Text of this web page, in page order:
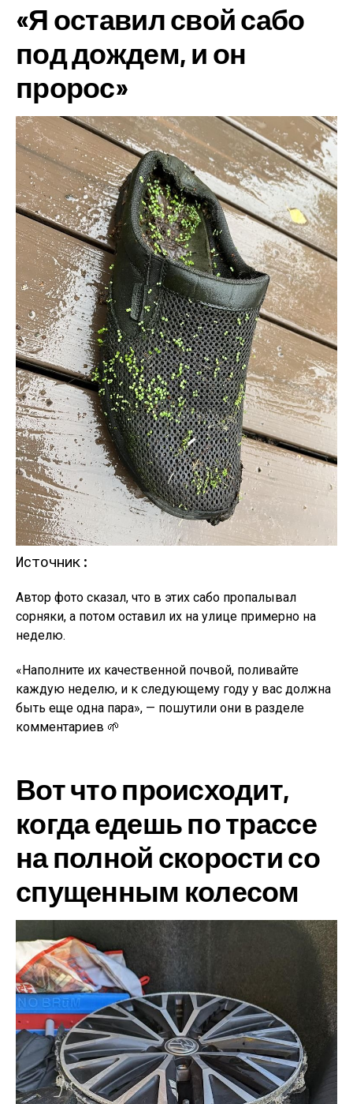
«Я оставил свой сабо
под дождем, и он
пророс»
Источник:
Автор фото сказал, что в этих сабо пропалывал
сорняки, а потом оставил их на улице примерно на
неделю.
«Наполните их качественной почвой, поливайте
каждую неделю, и к следующему году у вас должна
быть еще одна пара», — пошутили они в разделе
комментариев 🌱
Вот что происходит,
когда едешь по трассе
на полной скорости со
спущенным колесом